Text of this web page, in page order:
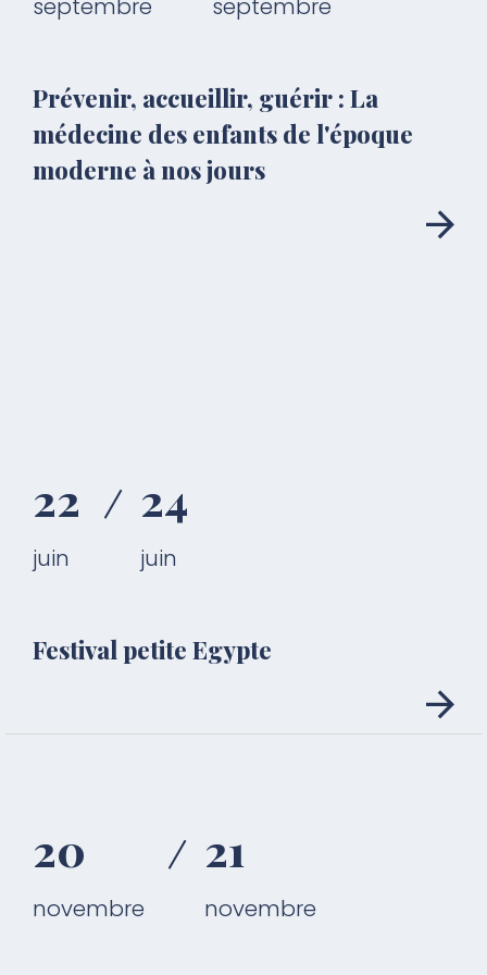
septembre septembre
Prévenir, accueillir, guérir : La
médecine des enfants de l'époque
moderne à nos jours
22
juin
24
juin
Festival petite Egypte
20
novembre
21
novembre